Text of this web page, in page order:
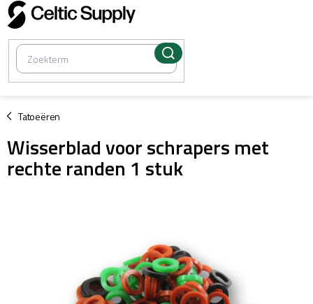
Overslaan
naar
inhoud
Tatoeëren
/
Wisserblad voor schrapers met
rechte randen 1 stuk